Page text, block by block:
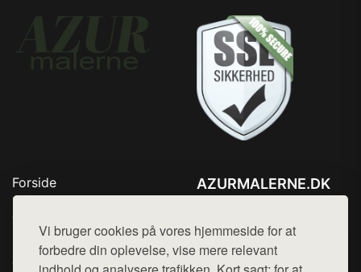
Vi bruger cookies på vores hjemmeside for at
forbedre din oplevelse, vise mere relevant
Forside
Produkter
Top Rabatter
Jotun maling
AZURMALERNE.DK
Mail:hej@want.dk